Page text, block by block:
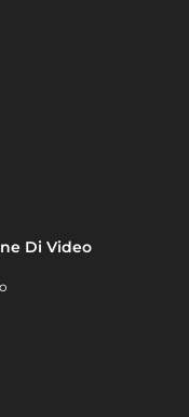
Di Video